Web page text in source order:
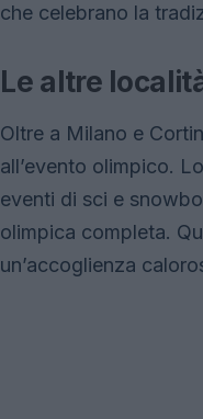
che celebrano la
Le altre
Oltre a Milano e
all’evento olimpico.
eventi di sci e
olimpica completa.
un’accoglienza